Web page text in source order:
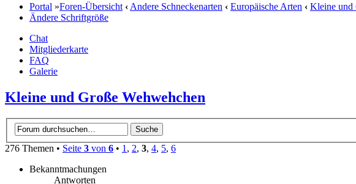
Portal »Foren-Übersicht ‹Andere Schneckenarten ‹ Europäische Arten ‹ Kleine und
Ändere Schriftgröße
Chat
Mitgliederkarte
FAQ
Galerie
Kleine und Große Wehwehchen
276 Themen • Seite 3 von 6 • 1 , 2, 3, 4, 5, 6
Bekanntmachungen
Antworten